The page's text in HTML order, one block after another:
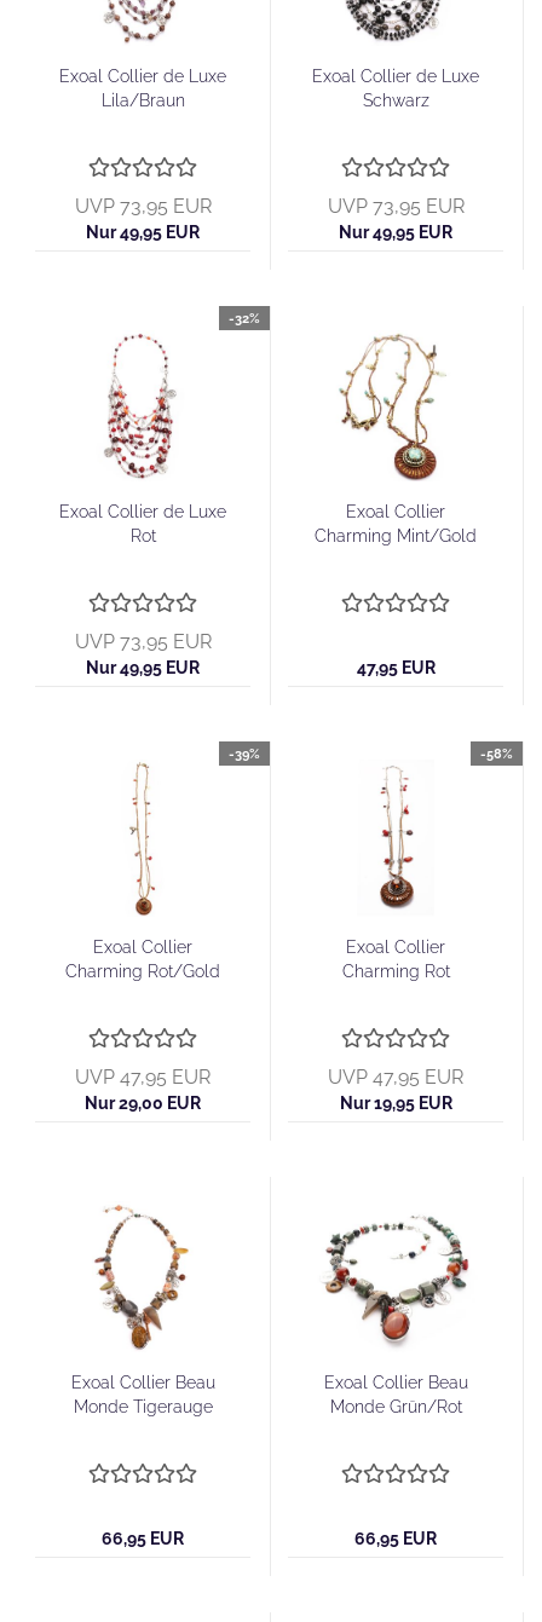
Exoal Collier de Luxe
Lila/Braun
UVP 73,95 EUR
Nur 49,95 EUR
Exoal Collier de Luxe
Schwarz
UVP 73,95 EUR
Nur 49,95 EUR
-32%
Exoal Collier de Luxe
Rot
UVP 73,95 EUR
Nur 49,95 EUR
Exoal Collier
Charming Mint/Gold
47,95 EUR
-39%
Exoal Collier
Charming Rot/Gold
UVP 47,95 EUR
Nur 29,00 EUR
-58%
Exoal Collier
Charming Rot
UVP 47,95 EUR
Nur 19,95 EUR
Exoal Collier Beau
Monde Tigerauge
66,95 EUR
Exoal Collier Beau
Monde Grün/Rot
66,95 EUR